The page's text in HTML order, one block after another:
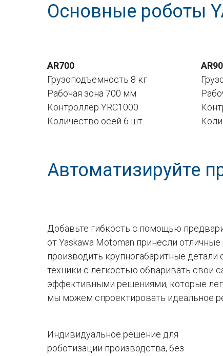
Основные роботы
AR700
Грузоподъемность 8 кг
Рабочая зона 700 мм
Контроллер YRC1000
Количество осей 6 шт.
Автоматизируйте
Добавьте гибкость с помощью
от Yaskawa Motoman принесли
производить крупногабаритные
техники с легкостью обваривать свои
эффективными решениями, которые
мы можем спроектировать идеальное
Индивидуальное решение для
роботизации производства, без